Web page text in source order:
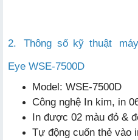
2. Thông số kỹ thuật
Eye WSE-7500D
Model: WSE-7500D
Công nghệ In kim, in
In được 02 màu đỏ &
Tự động cuốn thẻ vào